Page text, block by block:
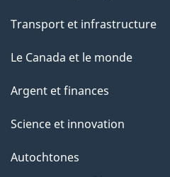
Transport et infrastructure
Le Canada et le monde
Argent et finances
Science et innovation
Autochtones